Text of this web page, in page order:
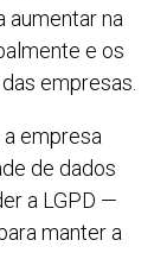
aumentar na
e os
empresas.
empresa
de dados
a LGPD —
manter a